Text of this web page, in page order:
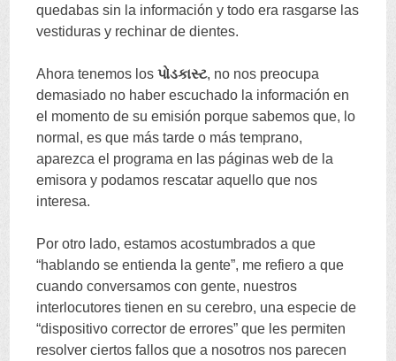
quedabas sin la información y todo era rasgarse las
vestiduras y rechinar de dientes.
Ahora tenemos los પોડકાસ્ટ, no nos preocupa
demasiado no haber escuchado la información en
el momento de su emisión porque sabemos que, lo
normal ,es que más tarde o más temprano,
aparezca el programa en las páginas web de la
emisora y podamos rescatar aquello que nos
interesa.
Por otro lado,estamos acostumbrados a que
“hablando se entienda la gente”, me refiero a que
cuando conversamos con gente, nuestros
interlocutores tienen en su cerebro, una especie de
“dispositivo corrector de errores”que les permiten
resolver ciertos fallos que a nosotros nos parecen